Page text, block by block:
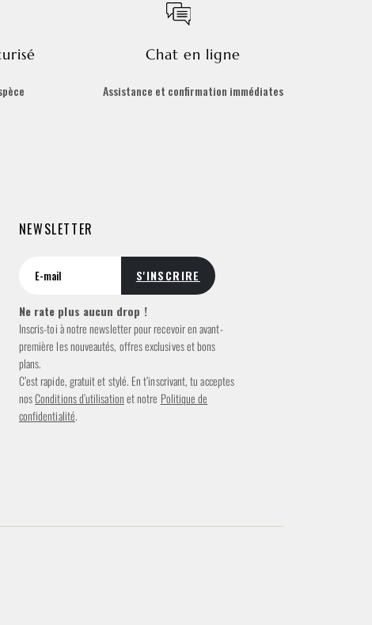
Chat en ligne
Assistance et confirmation immédiates
NEWSLETTER
Ne rate plus aucun drop !
Inscris-toi à notre newsletter pour recevoir en avant-
première les nouveautés, offres exclusives et bons
plans.
C’est rapide, gratuit et stylé. En t’inscrivant, tu acceptes
nosConditions d’utilisationet notre Politique de
confidentialité.